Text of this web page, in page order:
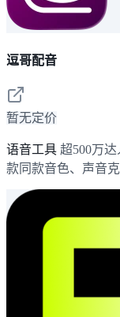
逗哥配音
暂无定价
语音工具 超500万
款同款音色、声音